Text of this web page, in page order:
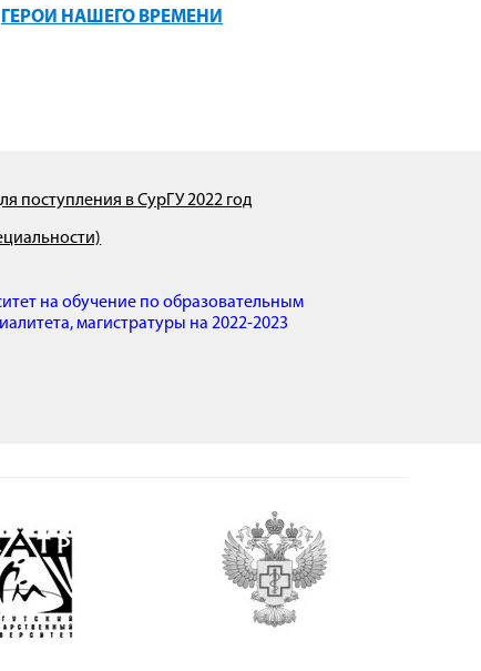
ГЕРОИ НАШЕГО ВРЕМЕНИ
поступления в СурГУ 2022 год
на обучение по образовательным
магистратуры на 2022-2023